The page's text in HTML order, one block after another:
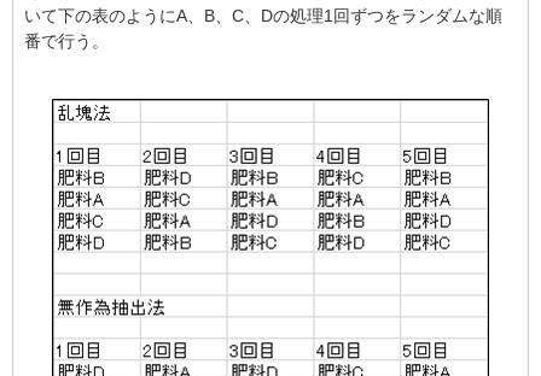
いて下の表のようにA、B、C、Dの処理1回ずつをランダムな順
番で行う。